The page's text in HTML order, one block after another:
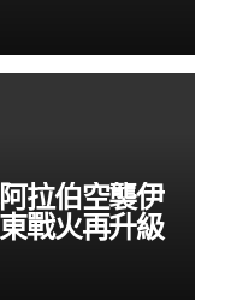
拉伯空襲伊
戰火再升級